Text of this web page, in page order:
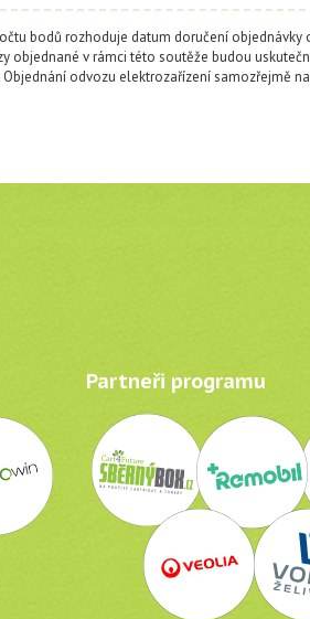
bodů rozhoduje datum doručení objednávky
objednané v rámci této soutěže budou
Objednání odvozu elektrozařízení samozřejmě
Partneři programu